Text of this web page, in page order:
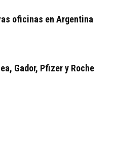
oficinas en Argentina
Gador, Pfizer y Roche